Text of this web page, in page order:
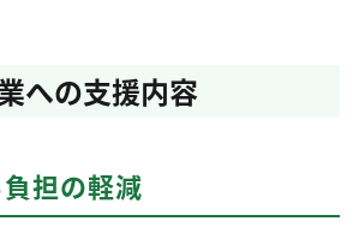
への支援内容
担の軽減